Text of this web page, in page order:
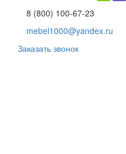
8 (800) 100-67-23
mebel1000@yandex.ru
Заказать звонок